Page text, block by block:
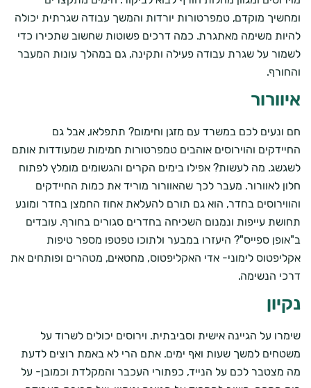
ומחשיך מוקדם, טמפרטורות יורדות והמשך עבודה שגרתית יכולה
להיות משימה מאתגרת. כמה דרכים פשוטות שחשוב שתכירו כדי
לשמור על שגרת עבודה פעילה ותקינה, גם במהלך עונות המעבר
והחורף.
איוורור
חם ונעים לכם במשרד עם מזגן וחימום? תתפלאו, אבל גם
החיידקים והוירוסים אוהבים טמפרטורות חמימות שמעודדות אותם
לשגשג. מה לעשות? אפילו בימים הקרים והגשומים מומלץ לפתוח
חלון לאוורור. מעבר לכך שהאוורור מוריד את כמות החיידקים
והווירוסים בחדר, הוא גם תורם להעלאת אחוז החמצן בחדר ומונע
תחושת עייפות ונמנום השכיחה בחדרים סגורים בחורף. עובדים
ב"אופן ספייס"? היעזרו במבער ולתוכו טפטפו מספר טיפות
אקליפטוס לימוני- אדי האקליפטוס, מחטאים, מטהרים ופותחים את
דרכי הנשימה.
נקיון
שימרו על הגיינה אישית וסביבתית. וירוסים יכולים לשרוד על
משטחים למשך שעות ואף ימים. אתם הרי לא באמת רוצים לדעת
מה מצטבר לכם על הנייד, כפתורי העכבר והמקלדת וכמובן- על